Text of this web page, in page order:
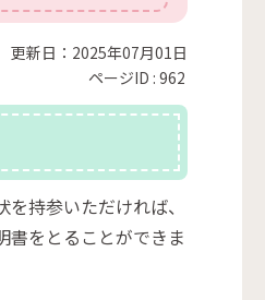
更新日：2025年07月01日
ページID :962
持参いただければ、
書をとることができま